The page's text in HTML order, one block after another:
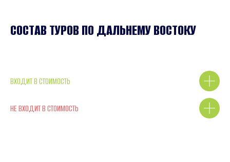
СОСТАВ ТУРОВ ПО ДАЛЬНЕМУ ВОСТОКУ
ВХОДИТ В СТОИМОСТЬ
НЕ ВХОДИТ В СТОИМОСТЬ